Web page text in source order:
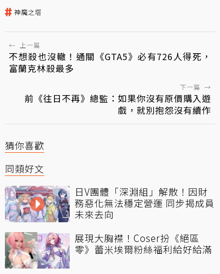
神魔之塔
← 上一篇
不想殺也沒轍！通關《GTA5》必有726人得死，
富蘭克林殺最多
下一篇 →
前《往日不再》總監：如果你沒有原價購入遊
戲，就別抱怨沒有續作
猜你喜歡
同類好文
日V團體「深淵組」解散！因財
務惡化無法穩定營運 同步揭成員
未來去向
展現大胸襟！Coser扮《絕區
零》蕾米埃爾粉絲福利給好給滿